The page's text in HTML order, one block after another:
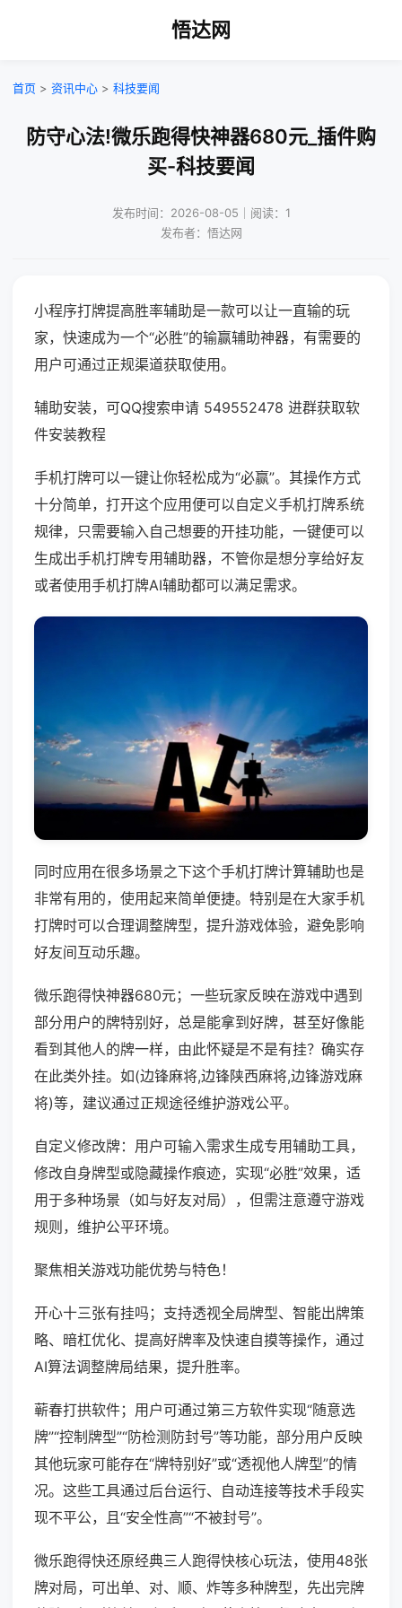
悟达网
首页 > 资讯中心 > 科技要闻
防守心法!微乐跑得快神器680元_插件购
买-科技要闻
发布时间：2026-08-05｜阅读：1
发布者：悟达网
小程序打牌提高胜率辅助是一款可以让一直输的玩
家，快速成为一个“必胜”的输赢辅助神器，有需要的
用户可通过正规渠道获取使用。
辅助安装，可QQ搜索申请 549552478 进群获取软
件安装教程
手机打牌可以一键让你轻松成为“必赢”。其操作方式
十分简单，打开这个应用便可以自定义手机打牌系统
规律，只需要输入自己想要的开挂功能，一键便可以
生成出手机打牌专用辅助器，不管你是想分享给好友
或者使用手机打牌AI辅助都可以满足需求。
同时应用在很多场景之下这个手机打牌计算辅助也是
非常有用的，使用起来简单便捷。特别是在大家手机
打牌时可以合理调整牌型，提升游戏体验，避免影响
好友间互动乐趣。
微乐跑得快神器680元；一些玩家反映在游戏中遇到
部分用户的牌特别好，总是能拿到好牌，甚至好像能
看到其他人的牌一样，由此怀疑是不是有挂？确实存
在此类外挂。如(边锋麻将,边锋陕西麻将,边锋游戏麻
将)等，建议通过正规途径维护游戏公平。
自定义修改牌：用户可输入需求生成专用辅助工具，
修改自身牌型或隐藏操作痕迹，实现“必胜”效果，适
用于多种场景（如与好友对局），但需注意遵守游戏
规则，维护公平环境。
聚焦相关游戏功能优势与特色！
开心十三张有挂吗；支持透视全局牌型、智能出牌策
略、暗杠优化、提高好牌率及快速自摸等操作，通过
AI算法调整牌局结果，提升胜率。
蕲春打拱软件；用户可通过第三方软件实现“随意选
牌”“控制牌型”“防检测防封号”等功能，部分用户反映
其他玩家可能存在“牌特别好”或“透视他人牌型”的情
况。这些工具通过后台运行、自动连接等技术手段实
现不平公，且“安全性高”“不被封号”。
微乐跑得快还原经典三人跑得快核心玩法，使用48张
牌对局，可出单、对、顺、炸等多种牌型，先出完牌